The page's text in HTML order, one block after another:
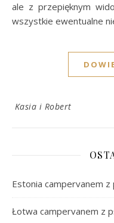
ale z przepięknym
wszystkie ewentualne
Kasia i Robert
Estonia campervanem z
Łotwa campervanem z